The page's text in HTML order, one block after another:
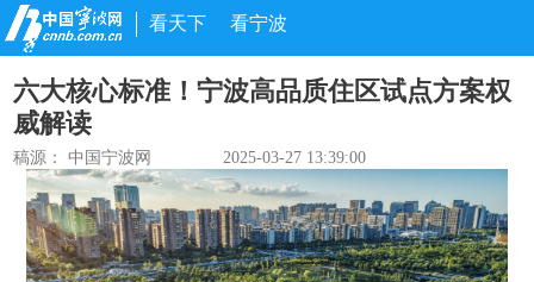
看天下 看宁波
六大核心标准！宁波高品质住区试点方案权
威解读
稿源： 中国宁波网 2025-03-27 13:39:00